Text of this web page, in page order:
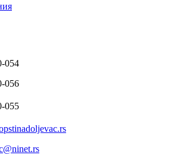
054
056
055